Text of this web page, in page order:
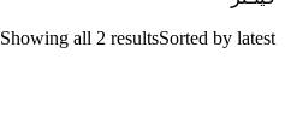
Showing all 2 resultsSorted by latest